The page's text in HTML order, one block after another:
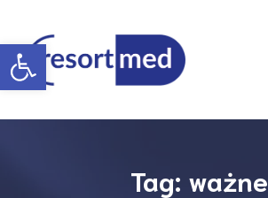
Otwórz pasek narzędzi
Tag: ważne